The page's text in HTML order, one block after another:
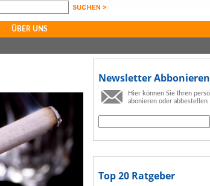
ÜBER UNS
Newsletter Abbonieren
Hier können Sie Ihren
abonieren oder abbestellen
Top 20 Ratgeber